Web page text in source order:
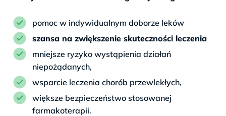
pomoc w indywidualnym doborze leków
szansa na zwiększenie skuteczności leczenia
mniejsze ryzyko wystąpienia działań
niepożądanych,
wsparcie leczenia chorób przewlekłych,
większe bezpieczeństwo stosowanej
farmakoterapii.